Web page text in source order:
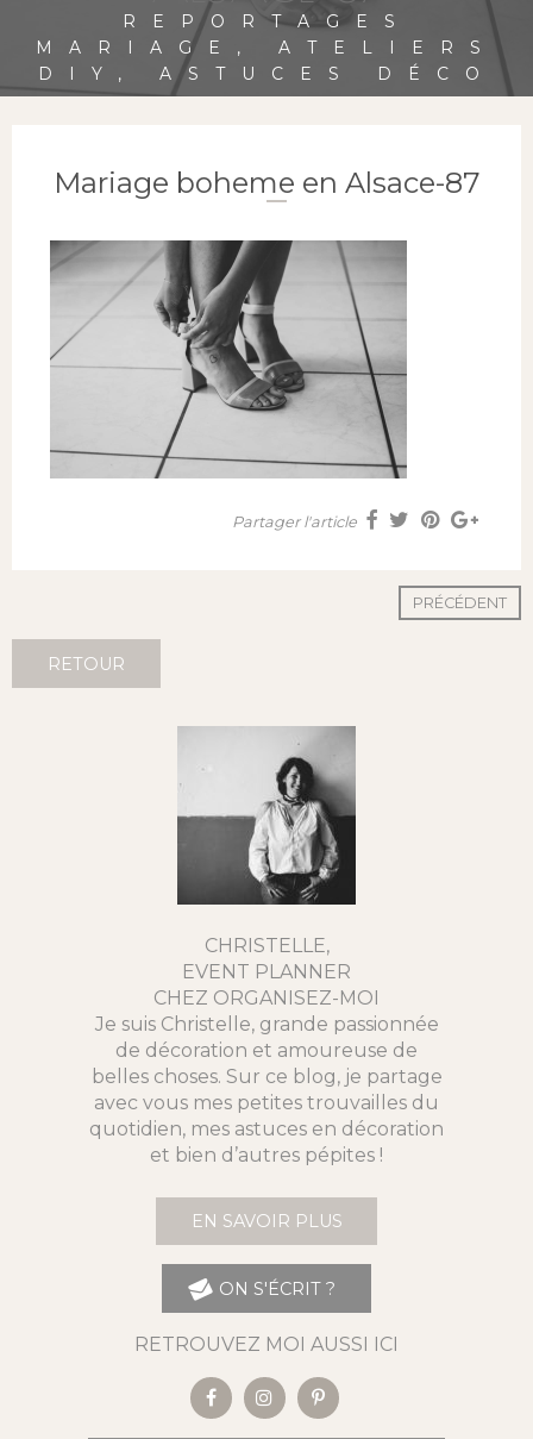
REPORTAGES
MARIAGE, ATELIERS
DIY, ASTUCES DÉCO
Mariage boheme en Alsace-87
Partager l'article
PRÉCÉDENT
RETOUR
CHRISTELLE,
EVENT PLANNER
CHEZ ORGANISEZ-MOI
Je suis Christelle, grande passionnée
de décoration et amoureuse de
belles choses. Sur ce blog, je partage
avec vous mes petites trouvailles du
quotidien, mes astuces en décoration
et bien d’autres pépites !
EN SAVOIR PLUS
ON S'ÉCRIT ?
RETROUVEZ MOI AUSSI ICI